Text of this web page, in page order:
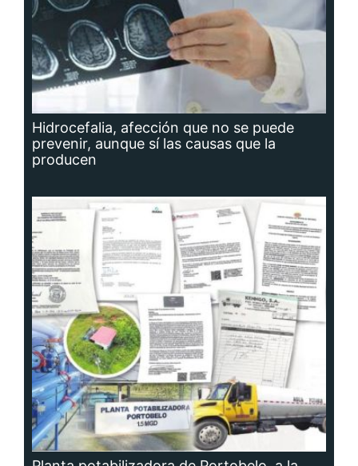
Hidrocefalia, afección que no se puede
prevenir, aunque sí las causas que la
producen